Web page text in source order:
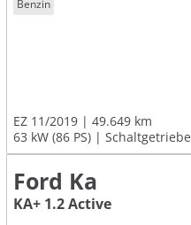
Benzin
EZ 11/2019
49.649 km
63 kW (86 PS)
Schaltgetriebe
Ford Ka
KA+ 1.2 Active